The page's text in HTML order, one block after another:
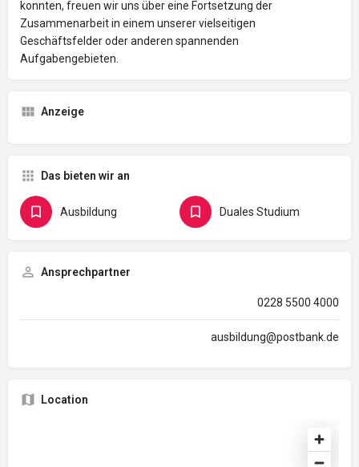
konnten, freuen wir uns über eine Fortsetzung der
Zusammenarbeit in einem unserer vielseitigen
Geschäftsfelder oder anderen spannenden
Aufgabengebieten.
Anzeige
Das bieten wir an
Ausbildung Duales Studium
Ansprechpartner
0228 5500 4000
ausbildung@postbank.de
Location